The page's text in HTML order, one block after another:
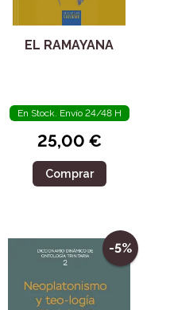
EL RAMAYANA
En Stock. Envío 24/48 H
25,00 €
Comprar
-5%